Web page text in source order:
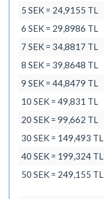
5 SEK = 24,9155 TL
6 SEK = 29,8986 TL
7 SEK = 34,8817 TL
8 SEK = 39,8648 TL
9 SEK = 44,8479 TL
10 SEK = 49,831 TL
20 SEK = 99,662 TL
30 SEK = 149,493 TL
40 SEK = 199,324 TL
50 SEK = 249,155 TL